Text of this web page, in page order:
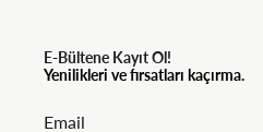
E-Bültene Kayıt Ol!
Yenilikleri ve fırsatları kaçırma.